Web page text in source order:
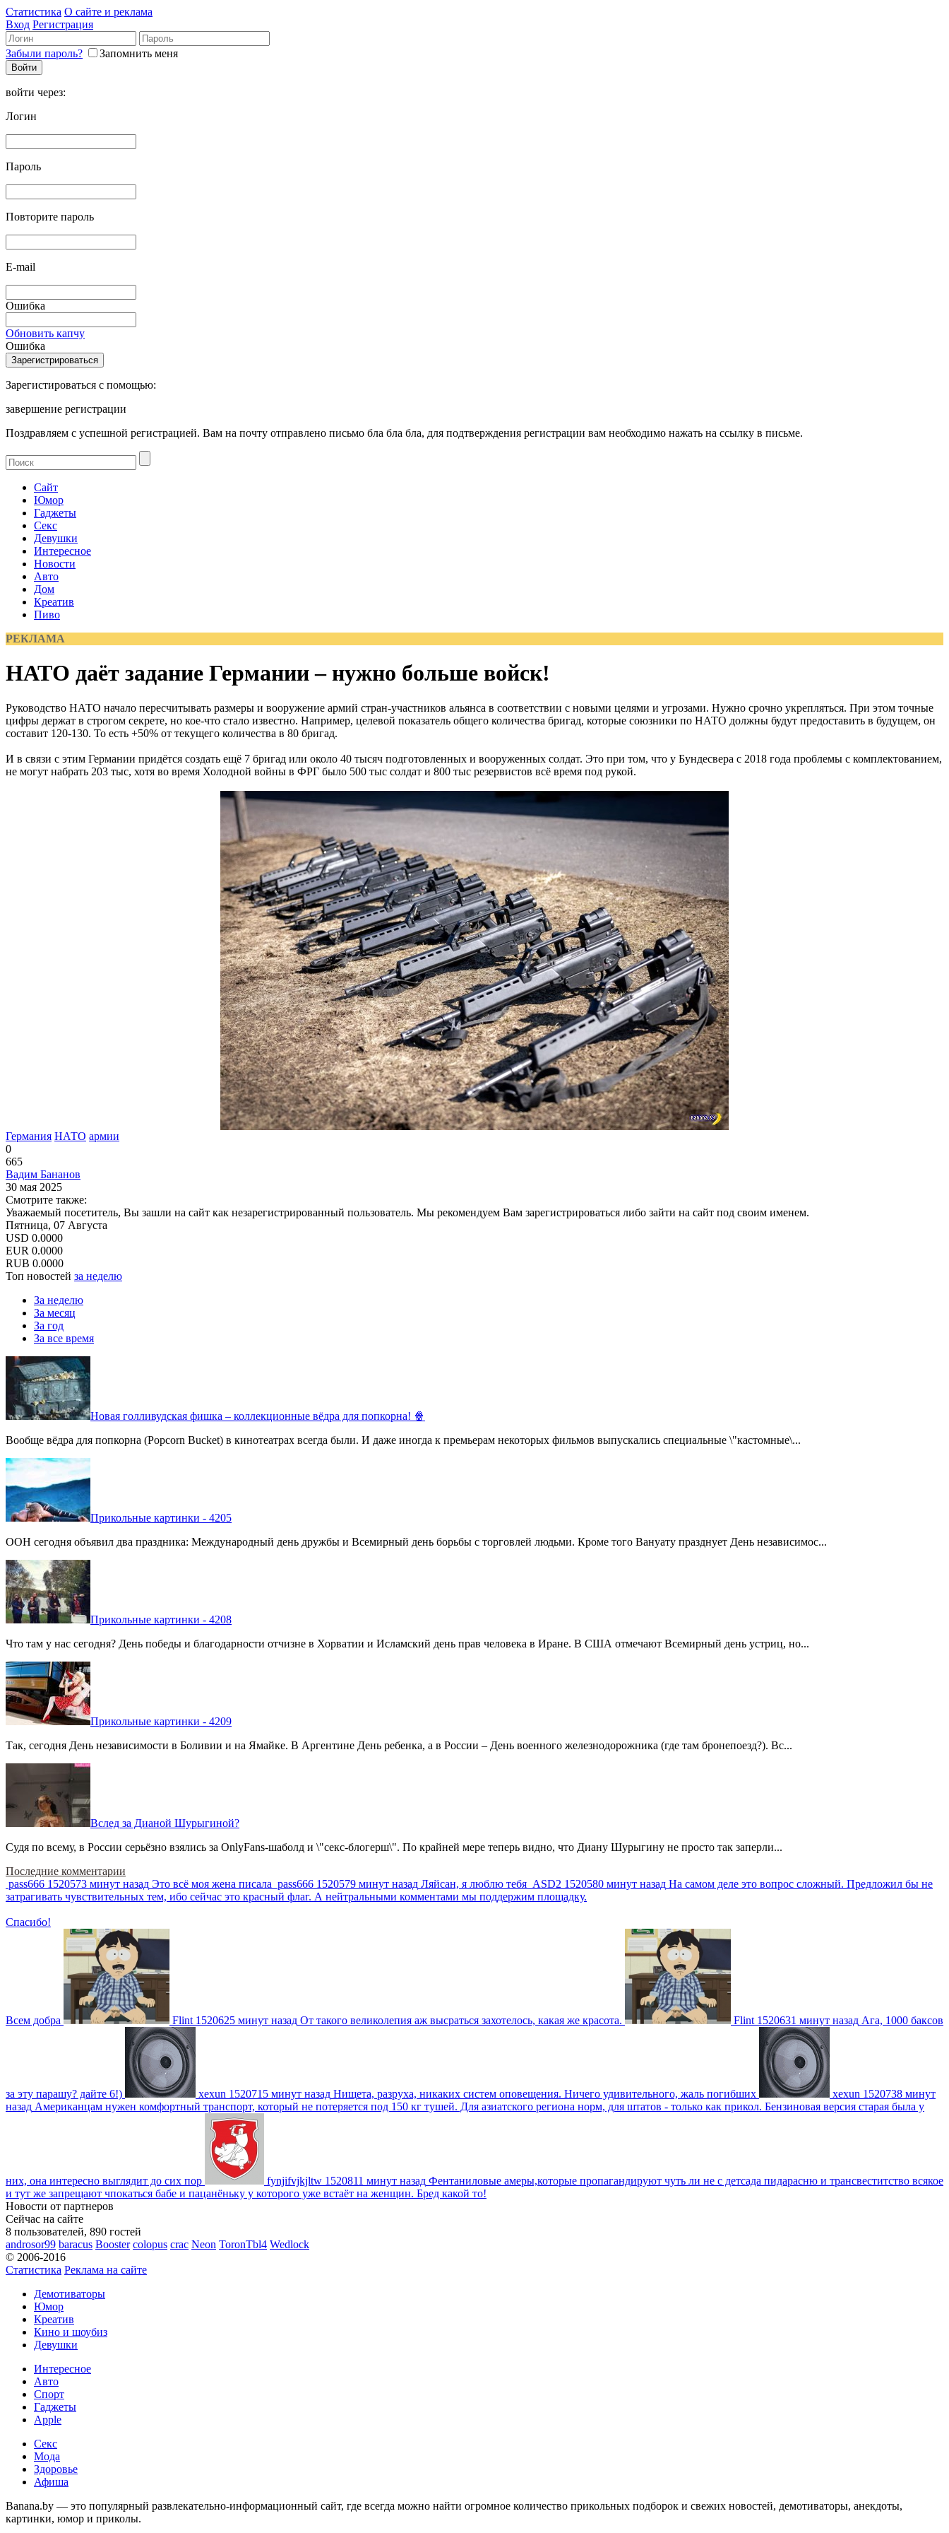
Статистика О сайте и реклама
Вход Регистрация
Забыли пароль? Запомнить меня
войти через:
Логин
Пароль
Повторите пароль
E-mail
Ошибка
Обновить капчу
Ошибка
Зарегистироваться с помощью:
завершение регистрации
Поздравляем с успешной регистрацией. Вам на почту отправлено письмо бла бла бла, для подтверждения регистрации вам необходимо нажать на ссылку в письме.
Сайт
Юмор
Гаджеты
Секс
Девушки
Интересное
Новости
Авто
Дом
Креатив
Пиво
РЕКЛАМА
НАТО даёт задание Германии – нужно больше войск!
Руководство НАТО начало пересчитывать размеры и вооружение армий стран-участников альянса в соответствии с новыми целями и угрозами. Нужно срочно укрепляться. При этом точные
цифры держат в строгом секрете, но кое-что стало известно. Например, целевой показатель общего количества бригад, которые союзники по НАТО должны будут предоставить в будущем, он
составит 120-130. То есть +50% от текущего количества в 80 бригад.
И в связи с этим Германии придётся создать ещё 7 бригад или около 40 тысяч подготовленных и вооруженных солдат. Это при том, что у Бундесвера с 2018 года проблемы с комплектованием,
не могут набрать 203 тыс, хотя во время Холодной войны в ФРГ было 500 тыс солдат и 800 тыс резервистов всё время под рукой.
Германия НАТО армии
0
665
Вадим Бананов
30 мая 2025
Смотрите также:
Уважаемый посетитель, Вы зашли на сайт как незарегистрированный пользователь. Мы рекомендуем Вам зарегистрироваться либо зайти на сайт под своим именем.
Пятница, 07 Августа
USD 0.0000
EUR 0.0000
RUB 0.0000
Топ новостей за неделю
За неделю
За месяц
За год
За все время
Новая голливудская фишка – коллекционные вёдра для попкорна! 🍿
Вообще вёдра для попкорна (Popcorn Bucket) в кинотеатрах всегда были. И даже иногда к премьерам некоторых фильмов выпускались специальные \"кастомные\...
Прикольные картинки - 4205
ООН сегодня объявил два праздника: Международный день дружбы и Всемирный день борьбы с торговлей людьми. Кроме того Вануату празднует День независимос...
Прикольные картинки - 4208
Что там у нас сегодня? День победы и благодарности отчизне в Хорватии и Исламский день прав человека в Иране. В США отмечают Всемирный день устриц, но...
Прикольные картинки - 4209
Так, сегодня День независимости в Боливии и на Ямайке. В Аргентине День ребенка, а в России – День военного железнодорожника (где там бронепоезд?). Вс...
Вслед за Дианой Шурыгиной?
Судя по всему, в России серьёзно взялись за OnlyFans-шаболд и \"секс-блогерш\". По крайней мере теперь видно, что Диану Шурыгину не просто так заперли...
Последние комментарии
pass666 1520573 минут назад Это всё моя жена писала pass666 1520579 минут назад Ляйсан, я люблю тебя ASD2 1520580 минут назад На самом деле это вопрос сложный. Предложил бы не
затрагивать чувствительных тем, ибо сейчас это красный флаг. А нейтральными комментами мы поддержим площадку.
Спасибо!
Всем добра Flint 1520625 минут назад От такого великолепия аж высраться захотелось, какая же красота. Flint 1520631 минут назад Ага, 1000 баксов
за эту парашу? дайте 6!) xexun 1520715 минут назад Нищета, разруха, никаких систем оповещения. Ничего удивительного, жаль погибших xexun 1520738 минут
назад Американцам нужен комфортный транспорт, который не потеряется под 150 кг тушей. Для азиатского региона норм, для штатов - только как прикол. Бензиновая версия старая была у
них, она интересно выглядит до сих пор fynjifvjkjltw 1520811 минут назад Фентаниловые амеры,которые пропагандируют чуть ли не с детсада пидарасню и трансвеститство всякое
и тут же запрещают чпокаться бабе и пацанёньку у которого уже встаёт на женщин. Бред какой то!
Новости от партнеров
Сейчас на сайте
8 пользователей, 890 гостей
androsor99 baracus Booster colopus crac Neon ToronTbl4 Wedlock
© 2006-2016
Статистика Реклама на сайте
Демотиваторы
Юмор
Креатив
Кино и шоубиз
Девушки
Интересное
Авто
Спорт
Гаджеты
Apple
Секс
Мода
Здоровье
Афиша
Banana.by — это популярный развлекательно-информационный сайт, где всегда можно найти огромное количество прикольных подборок и свежих новостей, демотиваторы, анекдоты,
картинки, юмор и приколы.